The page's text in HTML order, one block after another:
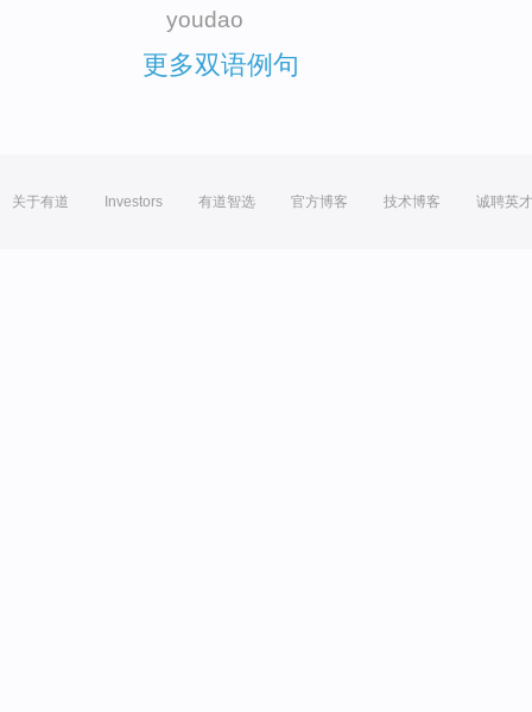
youdao
更多双语例句
关于有道 Investors 有道智选 官方博客 技术博客 诚聘英才